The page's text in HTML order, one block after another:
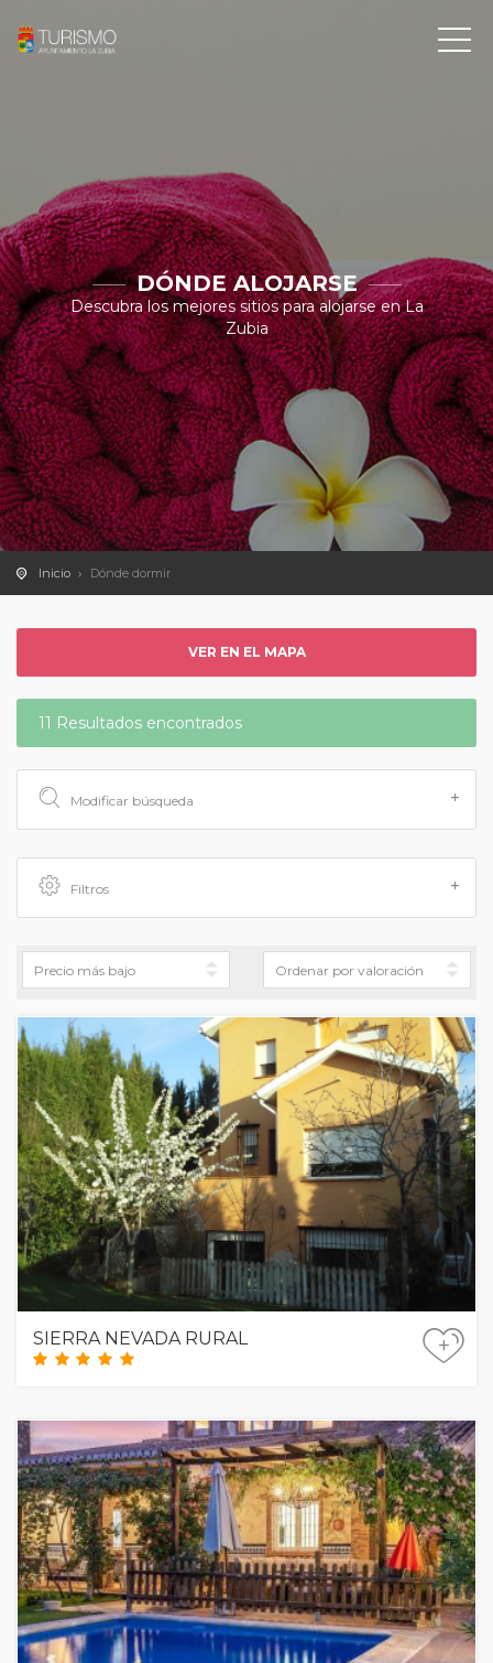
DÓNDE ALOJARSE
Descubra los mejores sitios para alojarse en La
Zubia
Inicio Dónde dormir
VER EN EL MAPA
11 Resultados encontrados
Modificar búsqueda
Filtros
SIERRA NEVADA RURAL +